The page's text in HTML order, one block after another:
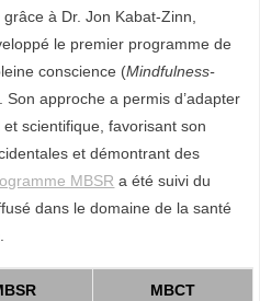
à Dr. Jon Kabat-Zinn,
le premier programme de
conscience (Mindfulness-
Son approche a permis d’adapter
scientifique, favorisant son
et démontrant des
MBSR a été suivi du
dans le domaine de la santé
MBCT